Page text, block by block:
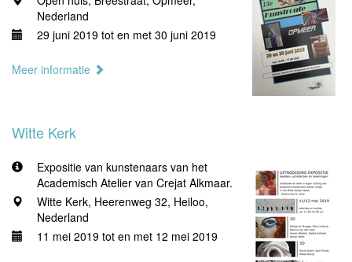
Nederland
29 juni 2019 tot en met 30 juni 2019
Meer informatie
Witte Kerk
Expositie van kunstenaars van het
Academisch Atelier van Crejat Alkmaar.
Witte Kerk, Heerenweg 32, Heiloo,
Nederland
11 mei 2019 tot en met 12 mei 2019